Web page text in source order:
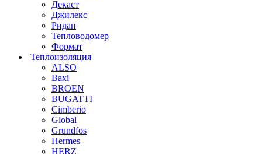
Декаст
Джилекс
Ридан
Тепловодомер
Формат
Теплоизоляция
ALSO
Baxi
BROEN
BUGATTI
Cimberio
Global
Grundfos
Hermes
HERZ